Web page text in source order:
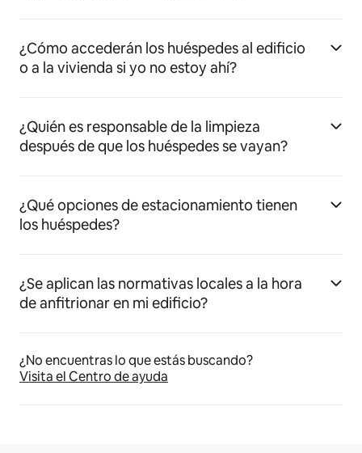
¿Cómo accederán los huéspedes al edificio
o a la vivienda si yo no estoy ahí?
¿Quién es responsable de la limpieza
después de que los huéspedes se vayan?
¿Qué opciones de estacionamiento tienen
los huéspedes?
¿Se aplican las normativas locales a la hora
de anfitrionar en mi edificio?
¿No encuentras lo que estás buscando?
Visita el Centro de ayuda